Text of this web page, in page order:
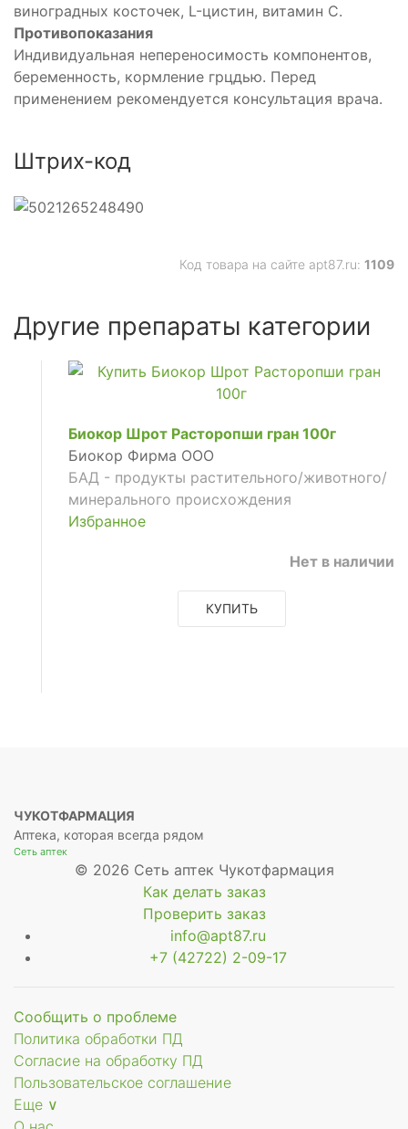
виноградных косточек, L-цистин, витамин С.
Противопоказания
Индивидуальная непереносимость компонентов,
беременность, кормление грцдью. Перед
применением рекомендуется консультация врача.
Штрих-код
Код товара на сайте apt87.ru: 1109
Другие препараты категории
Биокор Шрот Расторопши гран 100г
Биокор Фирма ООО
БАД - продукты растительного/животного/
минерального происхождения
Избранное
Нет в наличии
КУПИТЬ
ЧУКОТФАРМАЦИЯ
Аптека, которая всегда рядом
Сеть аптек
© 2026 Сеть аптек Чукотфармация
Как делать заказ
Проверить заказ
info@apt87.ru
+7 (42722) 2-09-17
Сообщить о проблеме
Политика обработки ПД
Согласие на обработку ПД
Пользовательское соглашение
Еще ∨